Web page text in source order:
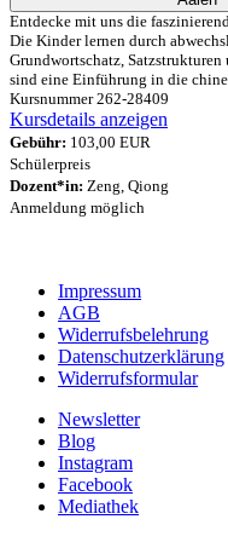
Entdecke mit uns die
Die Kinder lernen durch
Grundwortschatz,
sind eine Einführung in die
Kursnummer 262-28409
Kursdetails anzeigen
Gebühr: 103,00 EUR
Schülerpreis
Dozent*in: Zeng, Qiong
Anmeldung möglich
Impressum
AGB
Widerrufsbelehrung
Datenschutzerklärung
Widerrufsformular
Newsletter
Blog
Instagram
Facebook
Mediathek